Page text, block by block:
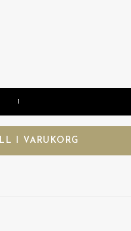
I VARUKORG